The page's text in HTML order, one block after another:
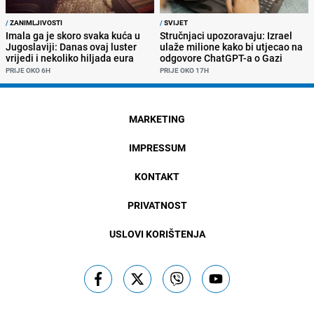
/ZANIMLJIVOSTI
Imala ga je skoro svaka kuća u
Jugoslaviji: Danas ovaj luster
vrijedi i nekoliko hiljada eura
PRIJE OKO 6H
/SVIJET
Stručnjaci upozoravaju: Izrael
ulaže milione kako bi utjecao na
odgovore ChatGPT-a o Gazi
PRIJE OKO 17H
MARKETING
IMPRESSUM
KONTAKT
PRIVATNOST
USLOVI KORIŠTENJA